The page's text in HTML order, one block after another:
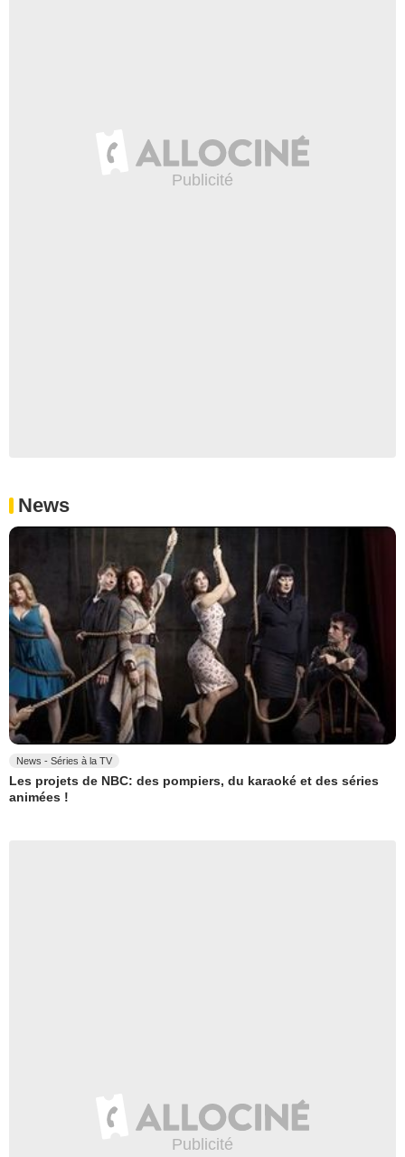
News
News - Séries à la TV
Les projets de NBC: des pompiers, du karaoké et des séries
animées !